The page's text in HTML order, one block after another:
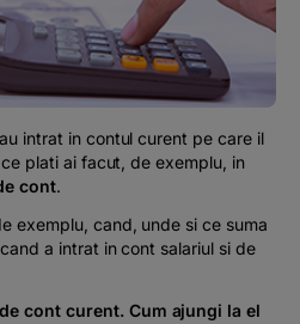
intrat in contul curent pe care il
plati ai facut, de exemplu, in
cont.
exemplu, cand, unde si ce suma
a intrat in cont salariul si de
cont curent. Cum ajungi la el